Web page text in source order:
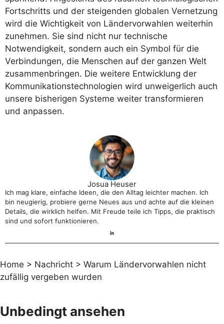
Fortschritts und der steigenden globalen Vernetzung
wird die Wichtigkeit von Ländervorwahlen weiterhin
zunehmen. Sie sind nicht nur technische
Notwendigkeit, sondern auch ein Symbol für die
Verbindungen, die Menschen auf der ganzen Welt
zusammenbringen. Die weitere Entwicklung der
Kommunikationstechnologien wird unweigerlich auch
unsere bisherigen Systeme weiter transformieren
und anpassen.
Josua Heuser
Ich mag klare, einfache Ideen, die den Alltag leichter machen. Ich
bin neugierig, probiere gerne Neues aus und achte auf die kleinen
Details, die wirklich helfen. Mit Freude teile ich Tipps, die praktisch
sind und sofort funktionieren.
Home > Nachricht > Warum Ländervorwahlen nicht
zufällig vergeben wurden
Unbedingt ansehen